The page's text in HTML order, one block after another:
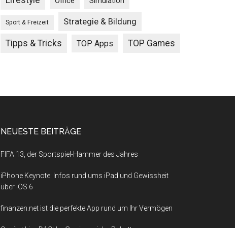
Sport & Freizeit Strategie & Bildung
Tipps & Tricks TOP Apps TOP Games
NEUESTE BEITRÄGE
FIFA 13, der Sportspiel-Hammer des Jahres
iPhone Keynote: Infos rund ums iPad und Gewissheit
über iOS 6
finanzen.net ist die perfekte App rund um Ihr Vermögen